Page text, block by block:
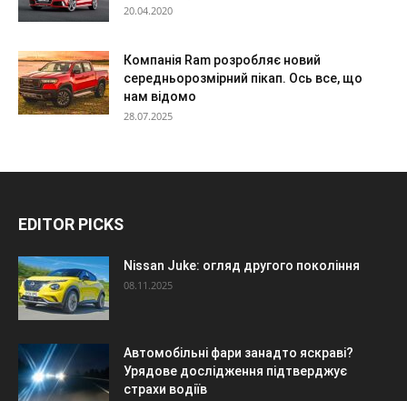
20.04.2020
Компанія Ram розробляє новий
середньорозмірний пікап. Ось все, що
нам відомо
28.07.2025
EDITOR PICKS
Nissan Juke: огляд другого покоління
08.11.2025
Автомобільні фари занадто яскраві?
Урядове дослідження підтверджує
страхи водіїв